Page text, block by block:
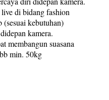
di bidang fashion
kebutuhan)
kamera.
membangun suasana
min. 50kg